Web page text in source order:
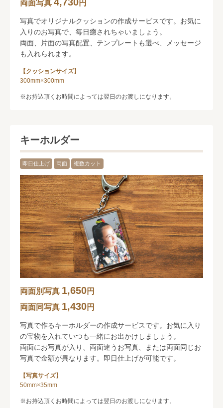
両面写真 円
写真でオリジナルクッションの作成サービスです。お気に
入りのお写真で、毎日癒されちゃいましょう。
両面、片面の写真配置、テンプレートも選べ、メッセージ
も入れられます。
【クッションサイズ】
300mm×300mm
お持込頂くお時間によっては翌日のお渡しになります。
キーホルダー
即日仕上げ 両面 複数カット
両面別写真 1,650円
両面同写真 1,430円
写真で作るキーホルダーの作成サービスです。お気に入り
の宝物を入れていつも一緒にお出かけしましょう。
両面にお写真が入り、両面違うお写真、または両面同じお
写真で金額が異なります。即日仕上げが可能です。
【写真サイズ】
50mm×35mm
お持込頂くお時間によっては翌日のお渡しになります。